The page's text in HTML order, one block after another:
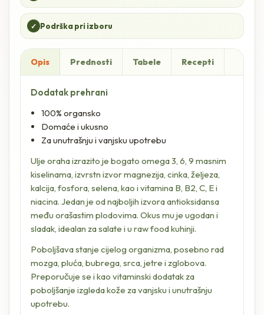
✓ Podrška pri izboru
Opis Prednosti Tabele Recepti
Dodatak prehrani
100% organsko
Domaće i ukusno
Za unutrašnju i vanjsku upotrebu
Ulje oraha izrazito je bogato omega 3, 6, 9 masnim
kiselinama, izvrstn izvor magnezija, cinka, željeza,
kalcija, fosfora, selena, kao i vitamina B, B2, C, E i
niacina. Jedan je od najboljih izvora antioksidansa
među orašastim plodovima. Okus mu je ugodan i
sladak, idealan za salate i u raw food kuhinji.
Poboljšava stanje cijelog organizma, posebno rad
mozga, pluća, bubrega, srca, jetre i zglobova.
Preporučuje se i kao vitaminski dodatak za
poboljšanje izgleda kože za vanjsku i unutrašnju
upotrebu.